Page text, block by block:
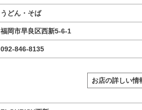
うどん・そば
福岡市早良区西新5-6-1
092-846-8135
お店の詳しい情